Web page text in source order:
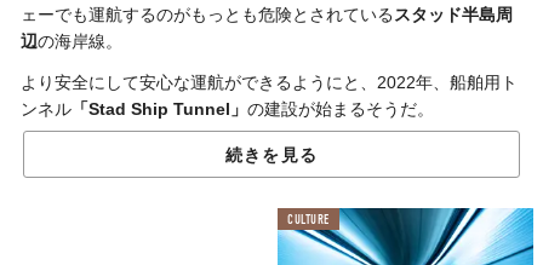
ェーでも運航するのがもっとも危険とされているスタッド半島周
辺の海岸線。
より安全にして安心な運航ができるようにと、2022年、船舶用ト
ンネル 「Stad Ship Tunnel」 の建設が始まるそうだ。
このトンネルによってKjødepollen湾とVanylvsfjordenが接続さ
れ、最大16,000t（トン）、最大幅25.5mまでの貨物船と旅客船が
できるようになる。
続きを見る
CULTURE